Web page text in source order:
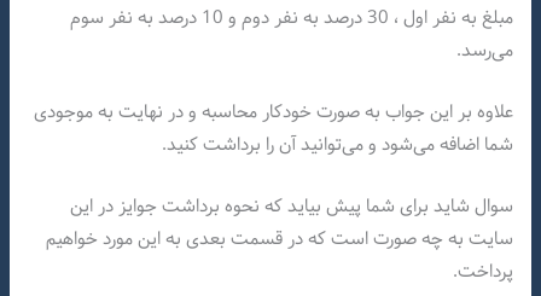
مبلغ به نفر اول ، 30 درصد به نفر دوم و 10 درصد به نفر سوم
می‌رسد.
علاوه بر این جواب به صورت خودکار محاسبه و در نهایت به موجودی
شما اضافه می‌شود و می‌توانید آن را برداشت کنید.
سوال شاید برای شما پیش بیاید که نحوه برداشت جوایز در این
سایت به چه صورت است که در قسمت بعدی به این مورد خواهیم
پرداخت.